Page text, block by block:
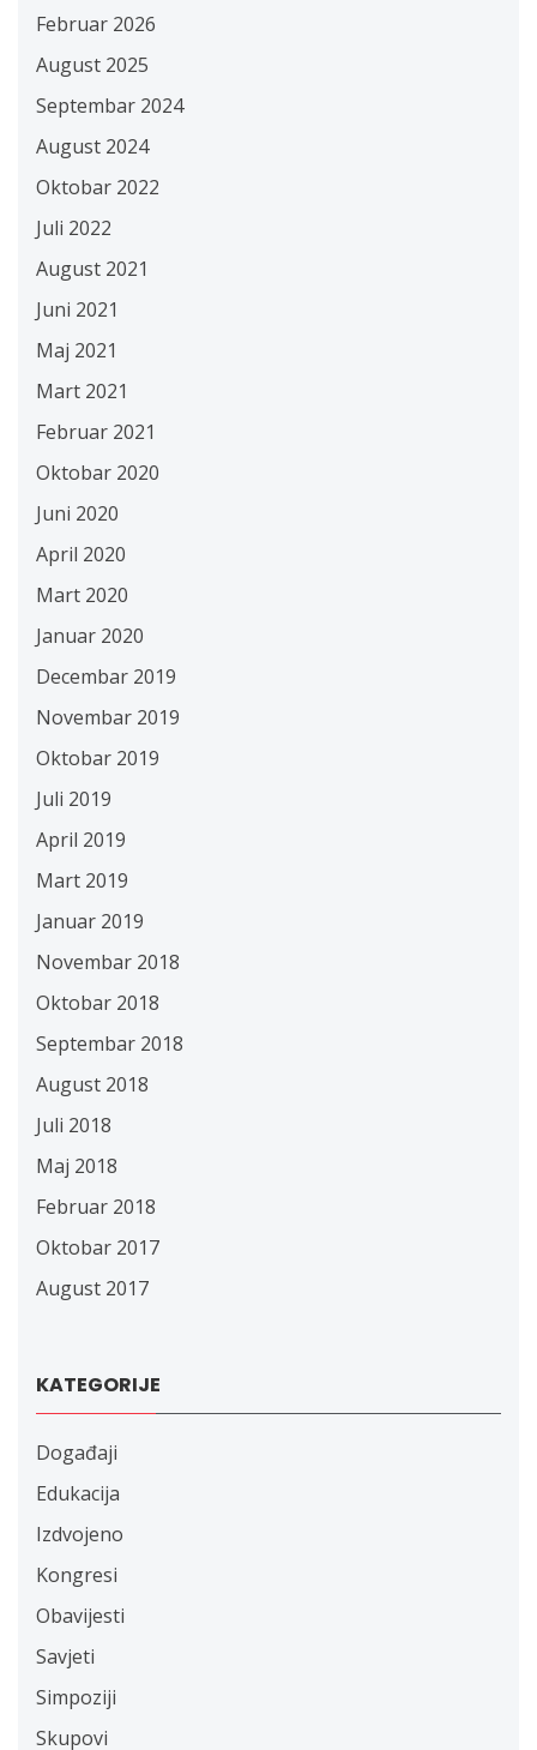
Februar 2026
August 2025
Septembar 2024
August 2024
Oktobar 2022
Juli 2022
August 2021
Juni 2021
Maj 2021
Mart 2021
Februar 2021
Oktobar 2020
Juni 2020
April 2020
Mart 2020
Januar 2020
Decembar 2019
Novembar 2019
Oktobar 2019
Juli 2019
April 2019
Mart 2019
Januar 2019
Novembar 2018
Oktobar 2018
Septembar 2018
August 2018
Juli 2018
Maj 2018
Februar 2018
Oktobar 2017
August 2017
KATEGORIJE
Događaji
Edukacija
Izdvojeno
Kongresi
Obavijesti
Savjeti
Simpoziji
Skupovi